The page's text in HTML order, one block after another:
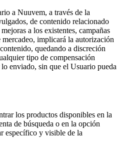
a Nuuvem, a través de la
de contenido relacionado
a los existentes, campañas
implicará la autorización
quedando a discreción
tipo de compensación
enviado, sin que el Usuario pueda
los productos disponibles en la
de búsqueda o en la opción
específico y visible de la